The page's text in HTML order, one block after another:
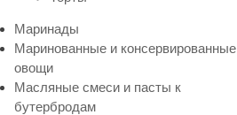
Маринады
Маринованные и консервированные
овощи
Масляные смеси и пасты к
бутербродам